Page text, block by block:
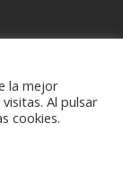
la mejor
Al pulsar
cookies.